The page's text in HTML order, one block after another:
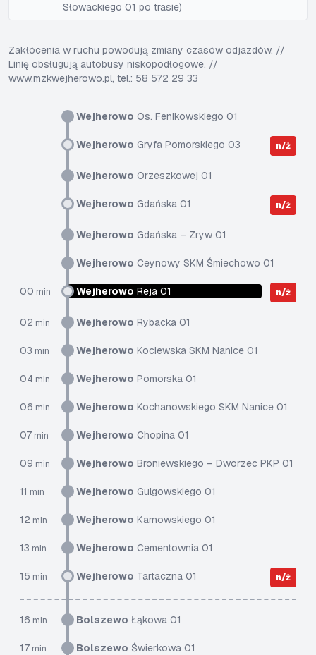
Wejherowo Os. Fenikowskiego 01
Wejherowo Gryfa Pomorskiego 03 n/ż
Wejherowo Orzeszkowej 01
Wejherowo Gdańska 01 n/ż
Wejherowo Gdańska – Zryw 01
Wejherowo Ceynowy SKM Śmiechowo 01
00 min Wejherowo Reja 01 n/ż
02 min Wejherowo Rybacka 01
03 min Wejherowo Kociewska SKM Nanice 01
04 min Wejherowo Pomorska 01
06 min Wejherowo Kochanowskiego SKM Nanice 01
07 min Wejherowo Chopina 01
09 min Wejherowo Broniewskiego – Dworzec PKP 01
11 min Wejherowo Gulgowskiego 01
12 min Wejherowo Karnowskiego 01
13 min Wejherowo Cementownia 01
15 min Wejherowo Tartaczna 01 n/ż
16 min Bolszewo Łąkowa 01
17 min Bolszewo Świerkowa 01
Słowackiego 01 po trasie)
Zakłócenia w ruchu powodują zmiany czasów odjazdów. //
Linię obsługują autobusy niskopodłogowe. //
www.mzkwejherowo.pl, tel.: 58 572 29 33